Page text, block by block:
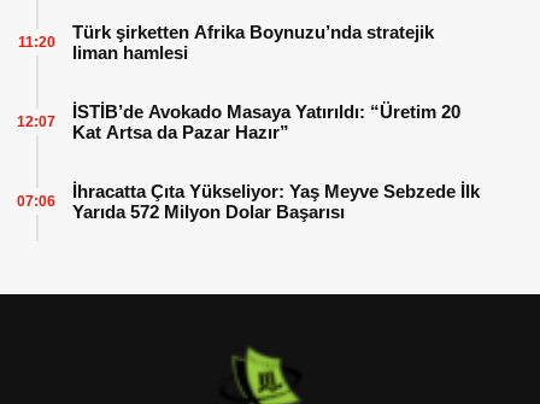
Türk şirketten Afrika Boynuzu’nda stratejik
liman hamlesi
11:20
İSTİB’de Avokado Masaya Yatırıldı: “Üretim 20
Kat Artsa da Pazar Hazır”
12:07
İhracatta Çıta Yükseliyor: Yaş Meyve Sebzede İlk
Yarıda 572 Milyon Dolar Başarısı
07:06